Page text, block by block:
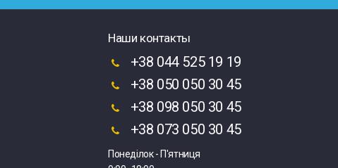
Наши контакты
+38 044 525 19 19
+38 050 050 30 45
+38 098 050 30 45
+38 073 050 30 45
Понеділок - П'ятниця